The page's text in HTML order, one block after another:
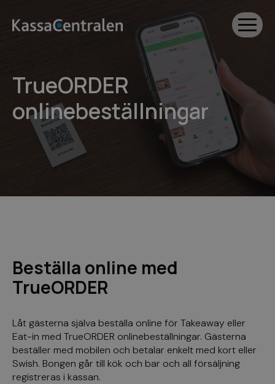
TrueORDER
onlinebeställningar
Beställa online med
TrueORDER
Låt gästerna själva beställa online för Takeaway eller
Eat-in med TrueORDER onlinebeställningar. Gästerna
beställer med mobilen och betalar enkelt med kort eller
Swish. Bongen går till kök och bar och all försäljning
registreras i kassan.